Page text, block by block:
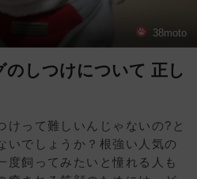
38moto
しつけについて 正し
けって難しいんじゃないの?と
いでしょうか？根強い人気の
度飼ってみたいと憧れる人も